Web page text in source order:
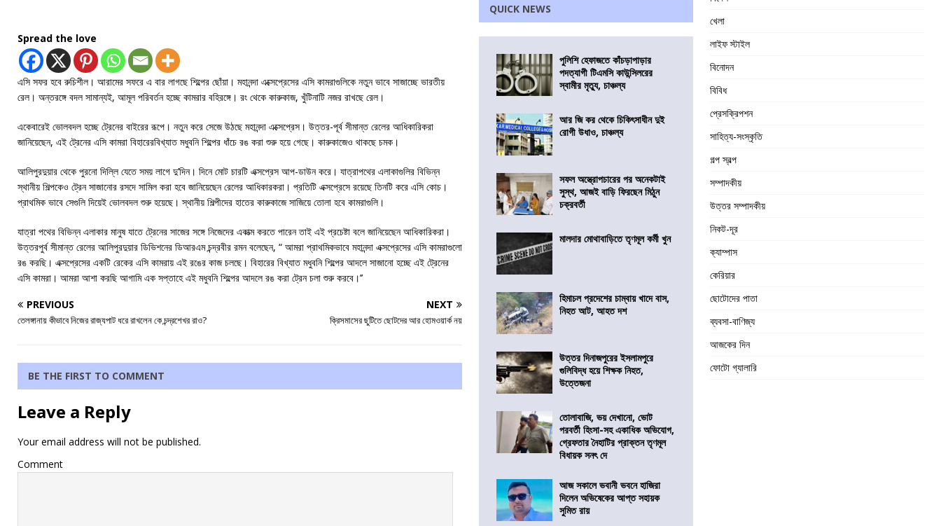
Spread the love
এসি সফর হবে রুচিশীল। আরামের সফরে এ বার লাগছে শিল্পের ছোঁয়া। মহানন্দা এক্সেপ্রেসের এসি কামরাগুলিকে নতুন ভাবে সাজাচ্ছে ভারতীয়
রেল। অন্তরঙ্গে বদল সামান্যই, আমূল পরিবর্তন হচ্ছে কামরার বহিরঙ্গে। রং থেকে কারুকাজ, খুঁটিনাটি নজর রাখছে রেল।
একেবারেই ভোলবদল হচ্ছে ট্রেনের বাইরের রূপে। নতুন করে সেজে উঠছে মহানন্দা এক্সেপ্রেস। উত্তর-পূর্ব সীমান্ত রেলের আধিকারিকরা
জানিয়েছেন, এই ট্রেনের এসি কামরা বিহারেরবিখ্যাত মধুবনি শিল্পের ধাঁচে রঙ করা শুরু হয়ে গেছে। কারুকাজেও থাকছে চমক।
আলিপুরদুয়ার থেকে পুরনো দিল্লি যেতে সময় লাগে দু’দিন। দিনে মোট চারটি এক্সপ্রেস আপ-ডাউন করে। যাত্রাপথের এলাকাগুলির বিভিন্ন
স্থানীয় শিল্পকেও ট্রেন সাজানোর রসদে সামিল করা হবে জানিয়েছেন রেলের আধিকারকরা। প্রতিটি এক্সপ্রেসে রয়েছে তিনটি করে এসি কোচ।
প্রাথমিক ভাবে সেগুলি দিয়েই ভোলবদল শুরু হয়েছে। স্থানীয় শিল্পীদের হাতের কারুকাজে সাজিয়ে তোলা হবে কামরাগুলি।
যাত্রা পথের বিভিন্ন এলাকার মানুষ যাতে ট্রেনের সাজের সঙ্গে নিজেদের একাত্ম করতে পারেন তাই এই প্রচেষ্টা বলে জানিয়েছেন আধিকারিকরা।
উত্তরপুর্ব সীমান্ত রেলের আলিপুরদুয়ার ডিভিশনের ডিআরএম চন্দ্রবীর রমন বলেছেন, “ আমরা প্রাথমিকভাবে মহানন্দা এক্সপ্রেসের এসি কামরাগুলো
রঙ করছি। এক্সপ্রেসের একটি রেকের এসি কামরায় এই রঙের কাজ চলছে। বিহারের বিখ্যাত মধুবনি শিল্পের আদলে সাজানো হচ্ছে এই ট্রেনের
এসি কামরা। আমরা আশা করছি আগামি এক সপ্তাহে এই মধুবনি শিল্পের আদলে রঙ করা ট্রেন চলা শুরু করবে।’’
PREVIOUS
তেলঙ্গানায় কীভাবে নিজের রাজ্যপাট ধরে রাখলেন কে চন্দ্রশেখর রাও?
NEXT
ক্রিসমাসের ছুটিতে ছোটদের আর হোমওয়ার্ক নয়
BE THE FIRST TO COMMENT
Leave a Reply
Your email address will not be published.
Comment
QUICK NEWS
পুলিশি হেফাজতে কাঁচড়াপাড়ার
পদত্যাগী টিএমসি কাউন্সিলরের
স্বামীর মৃত্যু, চাঞ্চল্য
আর জি কর থেকে চিকিৎসাধীন দুই
রোগী উধাও, চাঞ্চল্য
সফল অস্ত্রোপচারের পর অনেকটাই
সুস্থ, আজই বাড়ি ফিরছেন মিঠুন
চক্রবর্তী
মালদার মোথাবাড়িতে তৃণমূল কর্মী খুন
হিমাচল প্রদেশের চাম্বায় খাদে বাস,
নিহত আট, আহত দশ
উত্তর দিনাজপুরের ইসলামপুরে
গুলিবিদ্ধ হয়ে শিক্ষক নিহত,
উত্তেজনা
তোলাবাজি, ভয় দেখানো, ভোট
পরবর্তী হিংসা-সহ একাধিক অভিযোগ,
গ্রেফতার নৈহাটির প্রাক্তন তৃণমূল
বিধায়ক সনৎ দে
আজ সকালে ভবানী ভবনে হাজিরা
দিলেন অভিষেকের আপ্ত সহায়ক
সুমিত রায়
খেলা
লাইফ স্টাইল
বিনোদন
বিবিধ
প্রেসক্রিপশন
সাহিত্য-সংস্কৃতি
গল্প স্বল্প
সম্পাদকীয়
উত্তর সম্পাদকীয়
নিকট-দূর
ক্যাম্পাস
কেরিয়ার
ছোটোদের পাতা
ব্যবসা-বাণিজ্য
আজকের দিন
ফোটো গ্যালারি